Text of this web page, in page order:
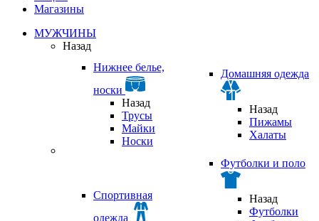
Магазины
МУЖЧИНЫ
Назад
Нижнее белье,
носки
Назад
Трусы
Майки
Носки
Домашняя одежда
Назад
Пижамы
Халаты
Спортивная
одежда
Футболки и поло
Назад
Футболки